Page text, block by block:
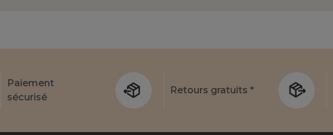
Paiement
sécurisé
Retours gratuits *